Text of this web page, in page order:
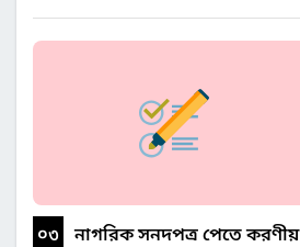
০৩ নাগরিক সনদপত্র পেতে করণীয়